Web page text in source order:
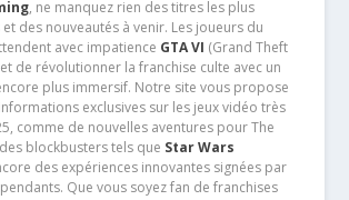
, ne manquez rien des titres les plus
des nouveautés à venir. Les joueurs du
avec impatience GTA VI (Grand Theft
de révolutionner la franchise culte avec un
plus immersif. Notre site vous propose
exclusives sur les jeux vidéo très
comme de nouvelles aventures pour The
blockbusters tels que Star Wars
des expériences innovantes signées par
Que vous soyez fan de franchises